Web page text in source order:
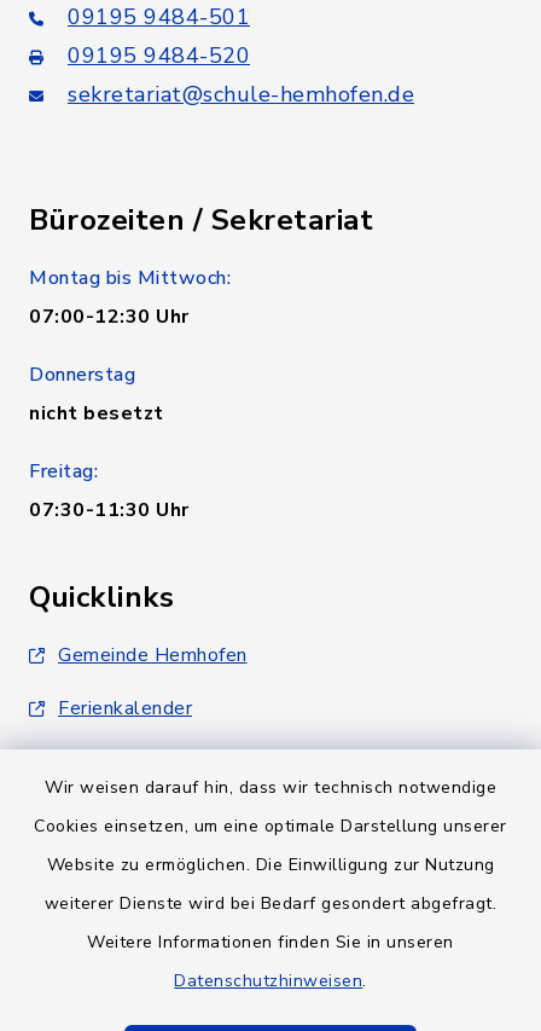
Wir weisen darauf hin, dass wir technisch notwendige
Cookies einsetzen, um eine optimale Darstellung unserer
Website zu ermöglichen. Die Einwilligung zur Nutzung
weiterer Dienste wird bei Bedarf gesondert abgefragt.
Weitere Informationen finden Sie in unseren
Datenschutzhinweisen.
09195 9484-501
09195 9484-520
sekretariat@schule-hemhofen.de
Bürozeiten / Sekretariat
Montag bis Mittwoch:
07:00-12:30 Uhr
Donnerstag
nicht besetzt
Freitag:
07:30-11:30 Uhr
Quicklinks
Gemeinde Hemhofen
Ferienkalender
Barrierefreiheit